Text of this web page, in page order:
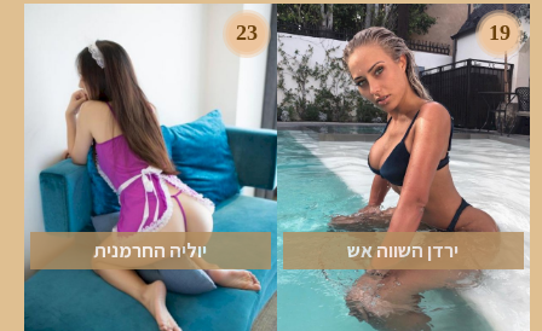
19
ירדן השווה אש
23
יוליה החרמנית